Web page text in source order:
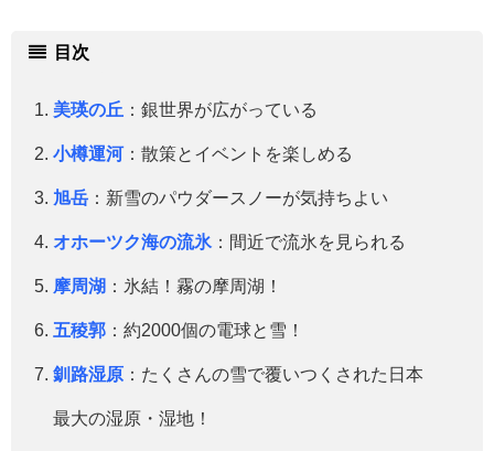
目次
美瑛の丘 ：銀世界が広がっている
小樽運河：散策とイベントを楽しめる
旭岳 ：新雪のパウダースノーが気持ちよい
オホーツク海の流氷 ：間近で流氷を見られる
摩周湖 ：氷結！霧の摩周湖！
五稜郭 ：約2000個の電球と雪！
釧路湿原 ：たくさんの雪で覆いつくされた日本
最大の湿原・湿地！